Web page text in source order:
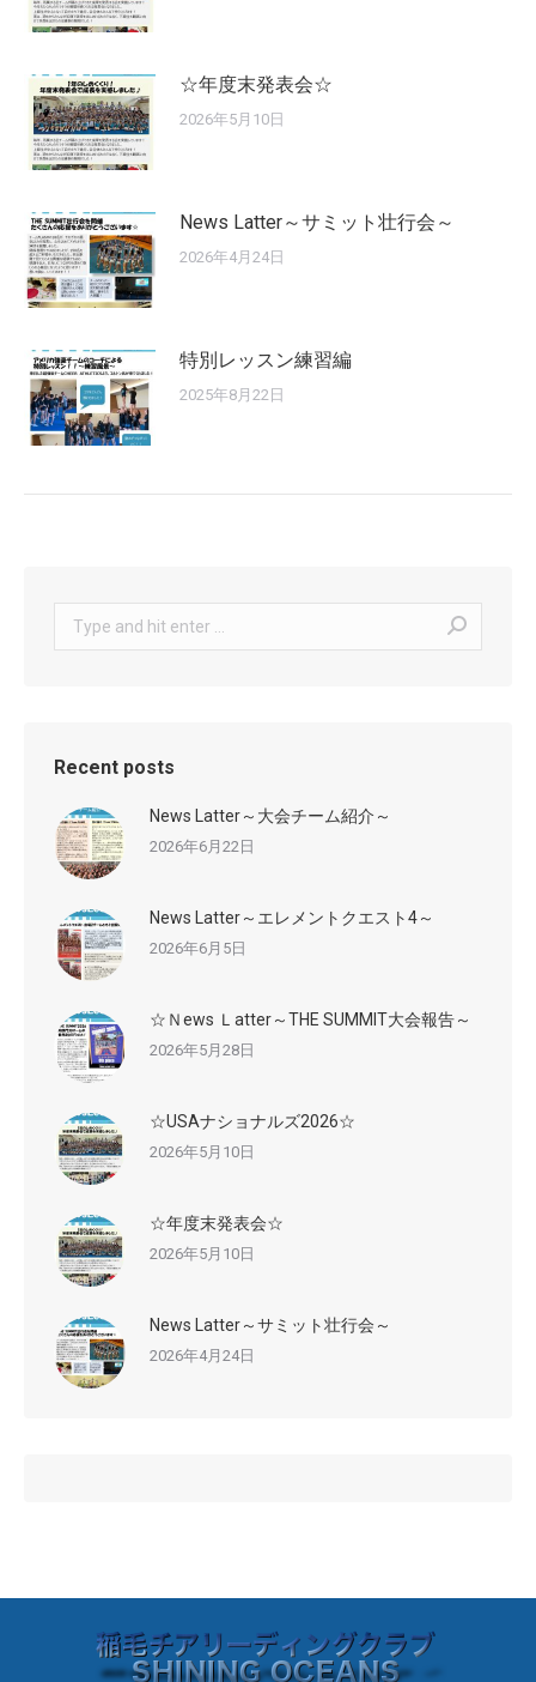
☆年度末発表会☆
2026年5月10日
News Latter～サミット壮行会～
2026年4月24日
特別レッスン練習編
2025年8月22日
Search:
Recent posts
News Latter～大会チーム紹介～
2026年6月22日
News Latter～エレメントクエスト4～
2026年6月5日
☆Ｎews Ｌatter～THE SUMMIT大会報告～
2026年5月28日
☆USAナショナルズ2026☆
2026年5月10日
☆年度末発表会☆
2026年5月10日
News Latter～サミット壮行会～
2026年4月24日